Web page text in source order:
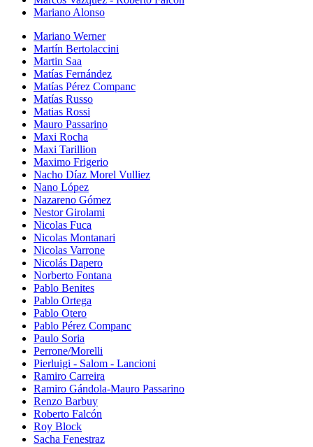
Mariano Alonso
Mariano Werner
Martín Bertolaccini
Martin Saa
Matías Fernández
Matías Pérez Companc
Matías Russo
Matias Rossi
Mauro Passarino
Maxi Rocha
Maxi Tarillion
Maximo Frigerio
Nacho Díaz Morel Vulliez
Nano López
Nazareno Gómez
Nestor Girolami
Nicolas Fuca
Nicolas Montanari
Nicolas Varrone
Nicolás Dapero
Norberto Fontana
Pablo Benites
Pablo Ortega
Pablo Otero
Pablo Pérez Companc
Paulo Soria
Perrone/Morelli
Pierluigi - Salom - Lancioni
Ramiro Carreira
Ramiro Gándola-Mauro Passarino
Renzo Barbuy
Roberto Falcón
Roy Block
Sacha Fenestraz